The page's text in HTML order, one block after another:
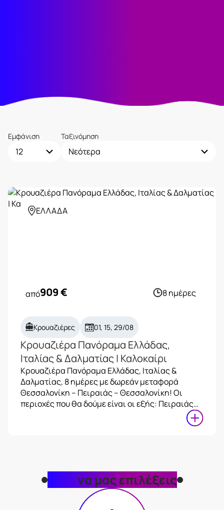
Εμφάνιση Ταξινόμηση
ΕΛΛΑΔΑ
8 ημέρες
από909€
Κρουαζιέρες 01, 15, 29/08
Κρουαζιέρα Πανόραμα Ελλάδας,
Ιταλίας & Δαλματίας | Καλοκαίρι
Κρουαζιέρα Πανόραμα Ελλάδας, Ιταλίας &
Δαλματίας, 8 ημέρες με δωρεάν μεταφορά
Θεσσαλονίκη – Πειραιάς – Θεσσαλονίκη! Οι
περιοχές που θα δούμε είναι οι εξής: Πειραιάς…
Γιατί να μας επιλέξεις